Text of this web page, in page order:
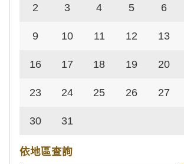
2 3 4 5 6
9 10 11 12 13
16 17 18 19 20
23 24 25 26 27
30 31
依地區查詢